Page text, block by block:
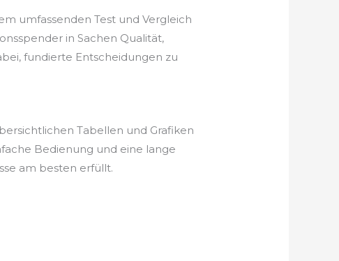
umfassenden Test und Vergleich
in Sachen Qualität,
fundierte Entscheidungen zu
Tabellen und Grafiken
Bedienung und eine lange
am besten erfüllt.